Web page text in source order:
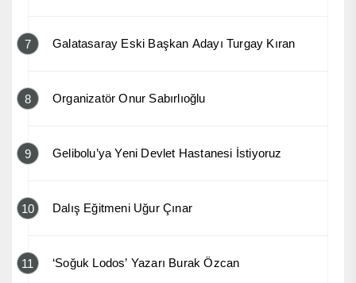
7 Galatasaray Eski Başkan Adayı Turgay Kıran
8 Organizatör Onur Sabırlıoğlu
9 Gelibolu’ya Yeni Devlet Hastanesi İstiyoruz
10 Dalış Eğitmeni Uğur Çınar
11 ‘Soğuk Lodos’ Yazarı Burak Özcan